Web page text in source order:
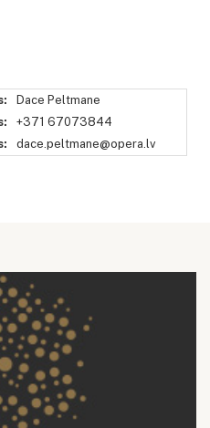
Dace Peltmane
+371 67073844
dace.peltmane@opera.lv